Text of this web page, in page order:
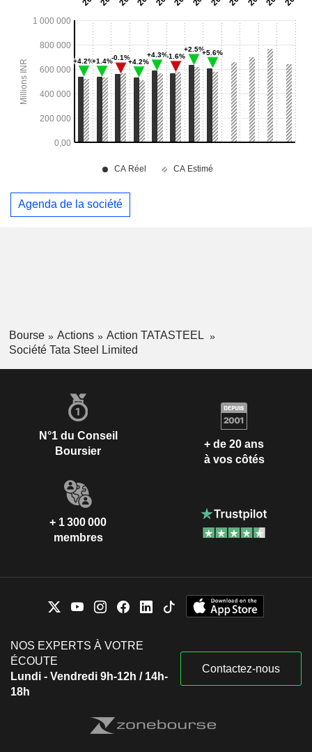
Agenda de la société
Bourse Actions
Action TATASTEEL
Société Tata Steel Limited
N°1 du Conseil
Boursier
+ de 20 ans
à vos côtés
+ 1 300 000
membres
NOS EXPERTS À VOTRE
ÉCOUTE
Lundi - Vendredi 9h-12h / 14h-
18h
Contactez-nous